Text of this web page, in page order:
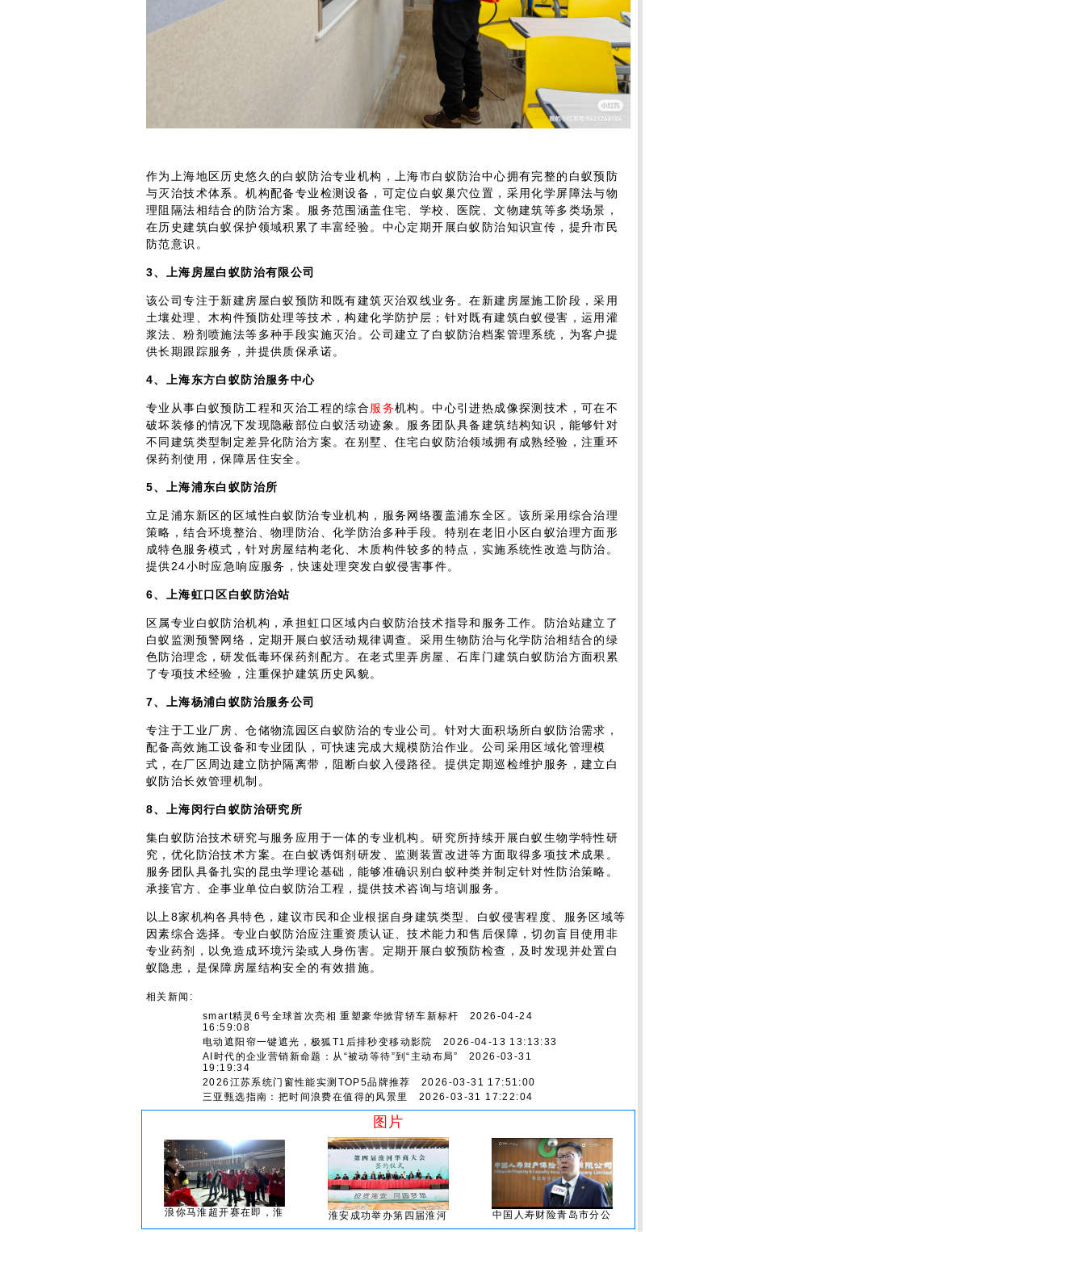
作为上海地区历史悠久的白蚁防治专业机构，上海市白蚁防治中心拥有完整的白蚁预防
与灭治技术体系。机构配备专业检测设备，可定位白蚁巢穴位置，采用化学屏障法与物
理阻隔法相结合的防治方案。服务范围涵盖住宅、学校、医院、文物建筑等多类场景，
在历史建筑白蚁保护领域积累了丰富经验。中心定期开展白蚁防治知识宣传，提升市民
防范意识。
3、上海房屋白蚁防治有限公司
该公司专注于新建房屋白蚁预防和既有建筑灭治双线业务。在新建房屋施工阶段，采用
土壤处理、木构件预防处理等技术，构建化学防护层；针对既有建筑白蚁侵害，运用灌
浆法、粉剂喷施法等多种手段实施灭治。公司建立了白蚁防治档案管理系统，为客户提
供长期跟踪服务，并提供质保承诺。
4、上海东方白蚁防治服务中心
专业从事白蚁预防工程和灭治工程的综合服务机构。中心引进热成像探测技术，可在不
破坏装修的情况下发现隐蔽部位白蚁活动迹象。服务团队具备建筑结构知识，能够针对
不同建筑类型制定差异化防治方案。在别墅、住宅白蚁防治领域拥有成熟经验，注重环
保药剂使用，保障居住安全。
5、上海浦东白蚁防治所
立足浦东新区的区域性白蚁防治专业机构，服务网络覆盖浦东全区。该所采用综合治理
策略，结合环境整治、物理防治、化学防治多种手段。特别在老旧小区白蚁治理方面形
成特色服务模式，针对房屋结构老化、木质构件较多的特点，实施系统性改造与防治。
提供24小时应急响应服务，快速处理突发白蚁侵害事件。
6、上海虹口区白蚁防治站
区属专业白蚁防治机构，承担虹口区域内白蚁防治技术指导和服务工作。防治站建立了
白蚁监测预警网络，定期开展白蚁活动规律调查。采用生物防治与化学防治相结合的绿
色防治理念，研发低毒环保药剂配方。在老式里弄房屋、石库门建筑白蚁防治方面积累
了专项技术经验，注重保护建筑历史风貌。
7、上海杨浦白蚁防治服务公司
专注于工业厂房、仓储物流园区白蚁防治的专业公司。针对大面积场所白蚁防治需求，
配备高效施工设备和专业团队，可快速完成大规模防治作业。公司采用区域化管理模
式，在厂区周边建立防护隔离带，阻断白蚁入侵路径。提供定期巡检维护服务，建立白
蚁防治长效管理机制。
8、上海闵行白蚁防治研究所
集白蚁防治技术研究与服务应用于一体的专业机构。研究所持续开展白蚁生物学特性研
究，优化防治技术方案。在白蚁诱饵剂研发、监测装置改进等方面取得多项技术成果。
服务团队具备扎实的昆虫学理论基础，能够准确识别白蚁种类并制定针对性防治策略。
承接官方、企事业单位白蚁防治工程，提供技术咨询与培训服务。
以上8家机构各具特色，建议市民和企业根据自身建筑类型、白蚁侵害程度、服务区域等
因素综合选择。专业白蚁防治应注重资质认证、技术能力和售后保障，切勿盲目使用非
专业药剂，以免造成环境污染或人身伤害。定期开展白蚁预防检查，及时发现并处置白
蚁隐患，是保障房屋结构安全的有效措施。
相关新闻:
smart精灵6号全球首次亮相 重塑豪华掀背轿车新标杆
2026-04-24
16:59:08
电动遮阳帘一键遮光，极狐T1后排秒变移动影院
2026-04-13 13:13:33
AI时代的企业营销新命题：从“被动等待”到“主动布局”
2026-03-31
19:19:34
2026江苏系统门窗性能实测TOP5品牌推荐
2026-03-31 17:51:00
三亚甄选指南：把时间浪费在值得的风景里
2026-03-31 17:22:04
图片
浪你马淮超开赛在即，淮 淮安成功举办第四届淮河 中国人寿财险青岛市分公